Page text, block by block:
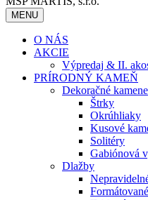
MENU
O NÁS
AKCIE
Výpredaj & II.
PRÍRODNÝ KAMEŇ
Dekoračné kamene
Štrky
Okrúhliaky
Kusové
Solitéry
Gabiónová
Dlažby
Formátované